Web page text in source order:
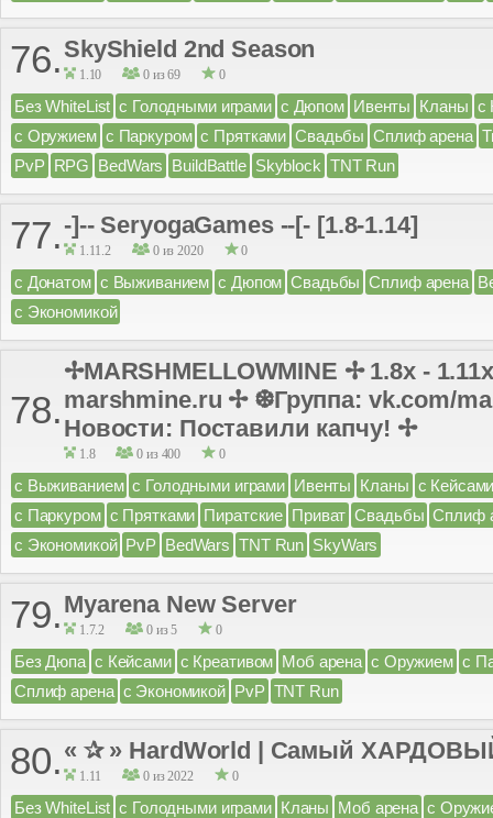
76. SkyShield 2nd Season
1.10 0 из 69 0
Без WhiteList с Голодными играми с Дюпом Ивенты Кланы с
с Оружием с Паркуром с Прятками Свадьбы Сплиф арена
PvP RPG BedWars BuildBattle Skyblock TNT Run
77. -]-- SeryogaGames --[- [1.8-1.14]
1.11.2 0 из 2020 0
с Донатом с Выживанием с Дюпом Свадьбы Сплиф арена
с Экономикой
78.
✢MARSHMELLOWMINE ✢ 1.8x -
marshmine.ru ✢ ❆Группа: vk.com/
Новости: Поставили капчу! ✢
1.8 0 из 400 0
с Выживанием с Голодными играми Ивенты Кланы с
с Паркуром с Прятками Пиратские Приват Свадьбы Сплиф
с Экономикой PvP BedWars TNT Run SkyWars
79. Myarena New Server
1.7.2 0 из 5 0
Без Дюпа с Кейсами с Креативом Моб арена с Оружием с
Сплиф арена с Экономикой PvP TNT Run
80. « ✰ » HardWorld | Самый
1.11 0 из 2022 0
Без WhiteList с Голодными играми Кланы Моб арена с